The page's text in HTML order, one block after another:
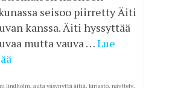
seisoo piirretty Äiti
kanssa. Äiti hyssyttää
mutta vauva …Lue
lindholm, auta väsynyttä äitiä, kirjasto, näyttely,